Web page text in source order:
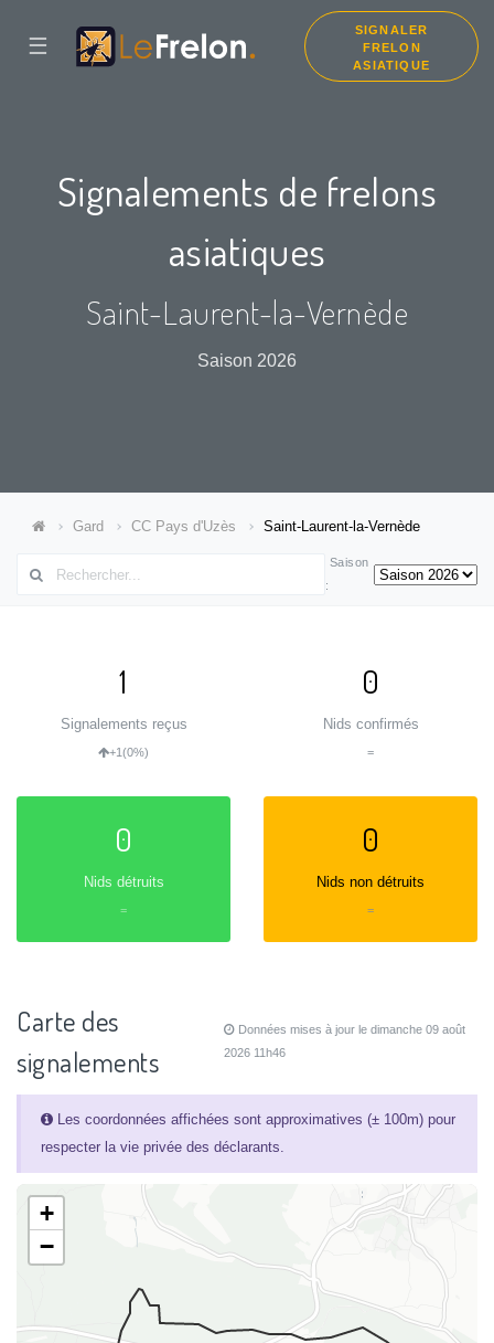
☰
SIGNALER
FRELON
ASIATIQUE
Signalements de frelons
asiatiques
Saint-Laurent-la-Vernède
Saison 2026
Gard CC Pays d'Uzès Saint-Laurent-la-Vernède
Saison
:
1
Signalements reçus
+1(0%)
0
Nids confirmés
=
0
Nids détruits
=
0
Nids non détruits
=
Carte des
signalements
Données mises à jour le dimanche 09 août
2026 11h46
Les coordonnées affichées sont approximatives (± 100m) pour
respecter la vie privée des déclarants.
+
−